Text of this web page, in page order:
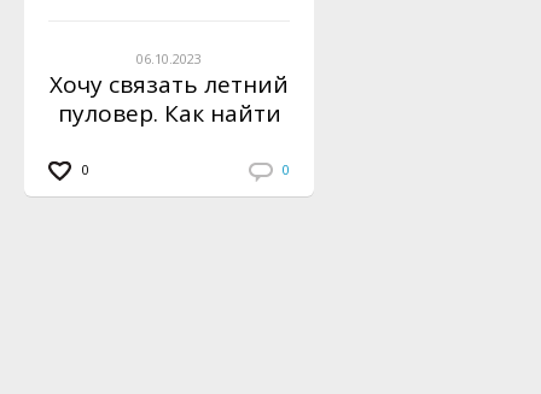
0 0
06.10.2023
Хочу связать летний
пуловер. Как найти